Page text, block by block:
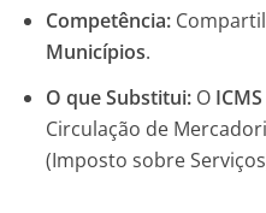
Competência:
Municípios.
O que Substitui: O ICMS
Circulação de
(Imposto sobre